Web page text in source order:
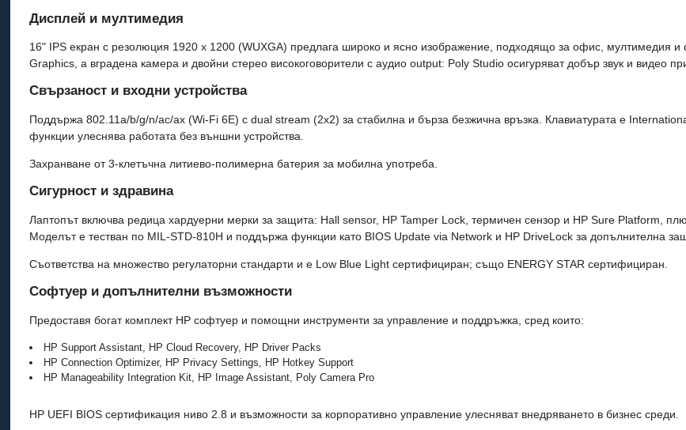
Дисплей и мултимедия
16" IPS екран с резолюция 1920 x 1200 (WUXGA) предлага широко и ясно изображение, подходящо за офис, мултимедия
Graphics, а вградена камера и двойни стерео високоговорители с аудио output: Poly Studio осигуряват добър звук и видео
Свързаност и входни устройства
Поддържа 802.11a/b/g/n/ac/ax (Wi‑Fi 6E) с dual stream (2x2) за стабилна и бърза безжична връзка. Клавиатурата е
функции улеснява работата без външни устройства.
Захранване от 3‑клетъчна литиево‑полимерна батерия за мобилна употреба.
Сигурност и здравина
Лаптопът включва редица хардуерни мерки за защита: Hall sensor, HP Tamper Lock, термичен сензор и HP Sure Platform,
Моделът е тестван по MIL‑STD‑810H и поддържа функции като BIOS Update via Network и HP DriveLock за допълнителна
Съответства на множество регулаторни стандарти и е Low Blue Light сертифициран; също ENERGY STAR сертифициран.
Софтуер и допълнителни възможности
Предоставя богат комплект HP софтуер и помощни инструменти за управление и поддръжка, сред които:
HP Support Assistant, HP Cloud Recovery, HP Driver Packs
HP Connection Optimizer, HP Privacy Settings, HP Hotkey Support
HP Manageability Integration Kit, HP Image Assistant, Poly Camera Pro
HP UEFI BIOS сертификация ниво 2.8 и възможности за корпоративно управление улесняват внедряването в бизнес среди.